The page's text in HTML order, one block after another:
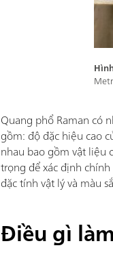
Quang phổ Raman có
gồm: độ đặc hiệu cao
nhau bao gồm vật liệu
trọng để xác định
đặc tính vật lý và màu
Điều gì